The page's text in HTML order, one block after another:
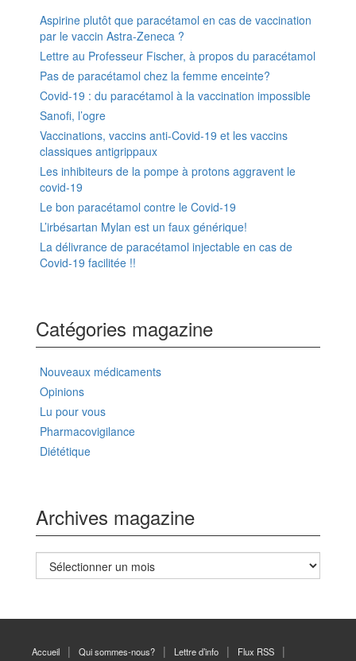
Aspirine plutôt que paracétamol en cas de vaccination
par le vaccin Astra-Zeneca ?
Lettre au Professeur Fischer, à propos du paracétamol
Pas de paracétamol chez la femme enceinte?
Covid-19 : du paracétamol à la vaccination impossible
Sanofi, l’ogre
Vaccinations, vaccins anti-Covid-19 et les vaccins
classiques antigrippaux
Les inhibiteurs de la pompe à protons aggravent le
covid-19
Le bon paracétamol contre le Covid-19
L’irbésartan Mylan est un faux générique!
La délivrance de paracétamol injectable en cas de
Covid-19 facilitée !!
Catégories magazine
Nouveaux médicaments
Opinions
Lu pour vous
Pharmacovigilance
Diététique
Archives magazine
Archives
magazine
Accueil Qui sommes-nous? Lettre d’info Flux RSS